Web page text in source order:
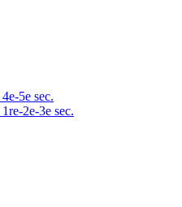
5e sec.
2e-3e sec.